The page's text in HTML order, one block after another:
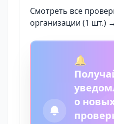
Смотреть все
организации (1 шт.) →
🔔
о